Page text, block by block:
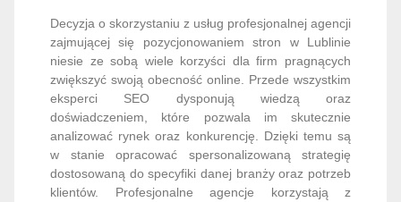
Decyzja o skorzystaniu z usług profesjonalnej agencji
zajmującej się pozycjonowaniem stron w Lublinie
niesie ze sobą wiele korzyści dla firm pragnących
zwiększyć swoją obecność online. Przede wszystkim
eksperci SEO dysponują wiedzą oraz
doświadczeniem, które pozwala im skutecznie
analizować rynek oraz konkurencję. Dzięki temu są
w stanie opracować spersonalizowaną strategię
dostosowaną do specyfiki danej branży oraz potrzeb
klientów. Profesjonalne agencje korzystają z